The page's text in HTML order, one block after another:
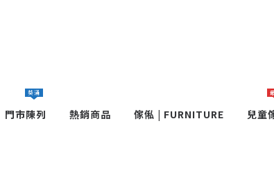
門市陳列
葵涌
熱銷商品 傢俬 | FURNITURE 兒童